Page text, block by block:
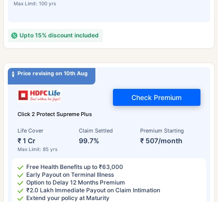
Max Limit: 100 yrs
Upto 15% discount included
Price revising on 10th Aug
Click 2 Protect Supreme Plus
Life Cover
₹ 1 Cr
Max Limit: 85 yrs
Claim Settled
99.7%
Premium Starting
₹ 507/month
Check Premium
Free Health Benefits up to ₹63,000
Early Payout on Terminal Illness
Option to Delay 12 Months Premium
₹2.0 Lakh Immediate Payout on Claim Intimation
Extend your policy at Maturity